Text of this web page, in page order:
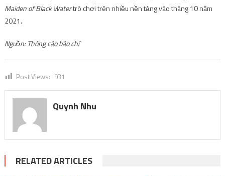
Maiden of Black Watertrò chơi trên nhiều nền tảng vào tháng 10 năm
2021.
Nguồn: Thông cáo báo chí
Post Views: 931
Quynh Nhu
RELATED ARTICLES